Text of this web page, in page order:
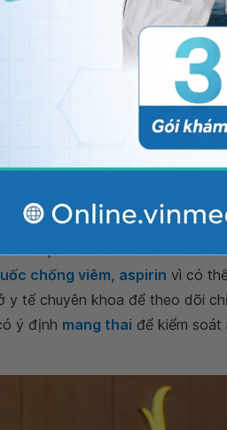
ý với Chính sách bảo vệ dữ liệu cá
của tôi theo quy định của pháp luật về
Đăng Ký
gây chấn thương: Hạn chế thể
: Giúp cơ thể sản xuất máu tốt
chống viêm, aspirin vì có
y tế chuyên khoa để theo dõi
ý định mang thai để kiểm soát